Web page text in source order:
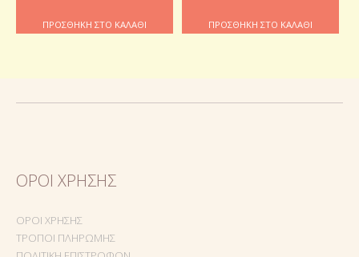
ΠΡΟΣΘΉΚΗ ΣΤΟ ΚΑΛΆΘΙ ΠΡΟΣΘΉΚΗ ΣΤΟ ΚΑΛΆΘΙ
ΌΡΟΙ ΧΡΉΣΗΣ
ΌΡΟΙ ΧΡΉΣΗΣ
ΤΡΌΠΟΙ ΠΛΗΡΩΜΉΣ